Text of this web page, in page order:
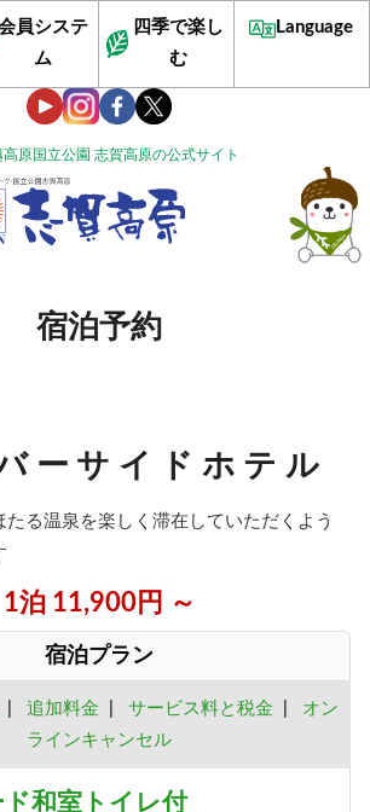
高原国立公園 志賀高原の公式サイト
員システ
ム
四季で楽し
む
Language
宿泊予約
ーサイドホテル
る温泉を楽しく滞在していただくよう
1泊 11,900円 ～
宿泊プラン
追加料金 サービス料と税金
オン
ラインキャンセル
和室トイレ付